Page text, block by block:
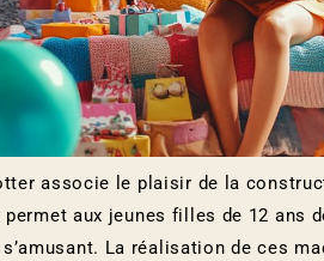
associe le plaisir de la
aux jeunes filles de 12 ans
La réalisation de ces